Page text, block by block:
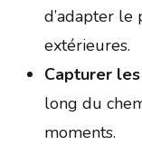
d’adapter le
extérieures.
Capturer
long du
moments.